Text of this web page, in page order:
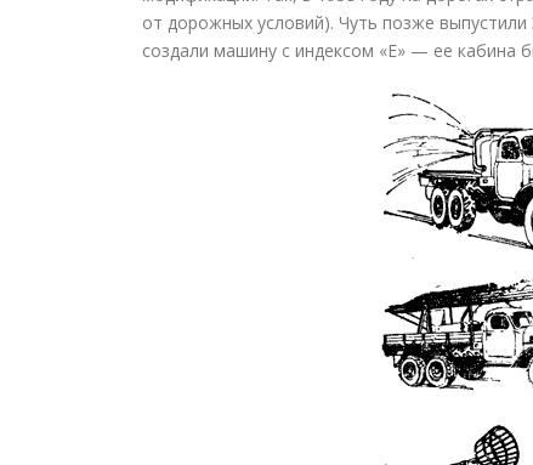
от дорожных условий). Чуть позже
создали машину с индексом «Е» — ее кабина